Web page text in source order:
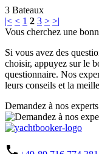
3 Bateaux
|< < 1 2 3 > >|
Vous cherchez une
Si vous avez des
choisir, appuyez sur le
questionnaire. Nos
leurs conseils et la
Demandez à nos experts
phone